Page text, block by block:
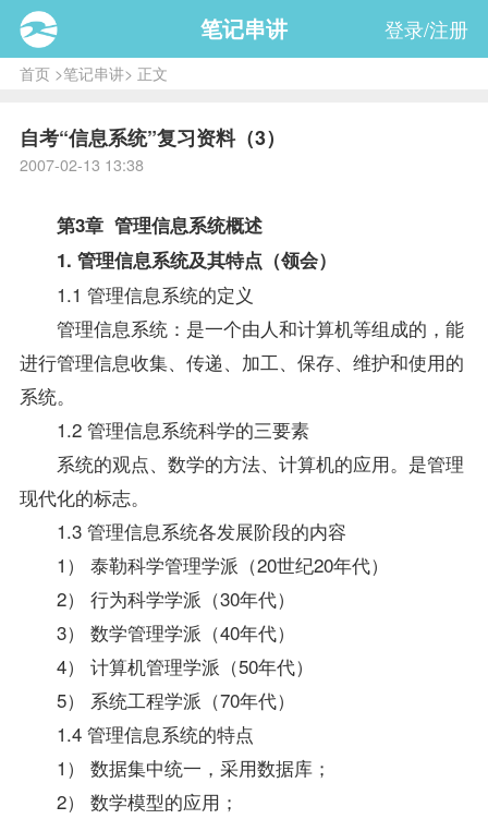
笔记串讲 登录/注册
首页>笔记串讲> 正文
自考“信息系统”复习资料（3）
2007-02-13 13:38
第3章 管理信息系统概述
1. 管理信息系统及其特点（领会）
1.1 管理信息系统的定义
管理信息系统：是一个由人和计算机等组成的，能
进行管理信息收集、传递、加工、保存、维护和使用的
系统。
1.2 管理信息系统科学的三要素
系统的观点、数学的方法、计算机的应用。是管理
现代化的标志。
1.3 管理信息系统各发展阶段的内容
1） 泰勒科学管理学派（20世纪20年代）
2） 行为科学学派（30年代）
3） 数学管理学派（40年代）
4） 计算机管理学派（50年代）
5） 系统工程学派（70年代）
1.4 管理信息系统的特点
1） 数据集中统一，采用数据库；
2） 数学模型的应用；